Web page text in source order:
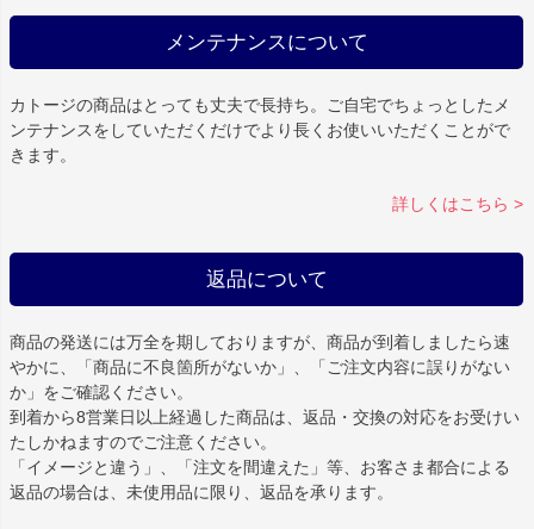
メンテナンスについて
カトージの商品はとっても丈夫で長持ち。ご自宅でちょっとしたメ
ンテナンスをしていただくだけでより長くお使いいただくことがで
きます。
詳しくはこちら >
返品について
商品の発送には万全を期しておりますが、商品が到着しましたら速
やかに、「商品に不良箇所がないか」、「ご注文内容に誤りがない
か」をご確認ください。
到着から8営業日以上経過した商品は、返品・交換の対応をお受けい
たしかねますのでご注意ください。
「イメージと違う」、「注文を間違えた」等、お客さま都合による
返品の場合は、未使用品に限り、返品を承ります。